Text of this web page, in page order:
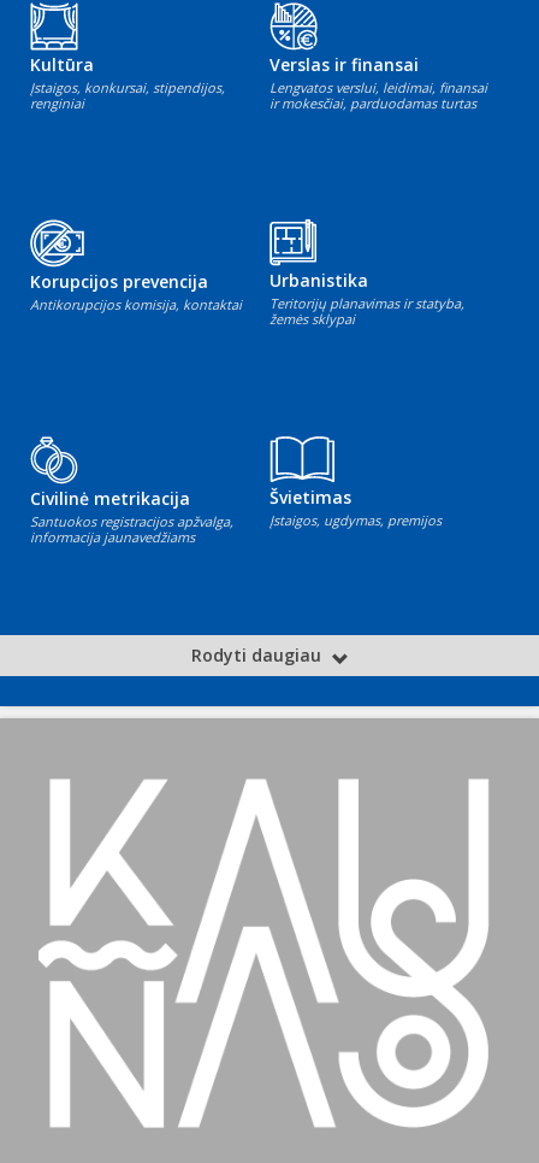
Kultūra
Įstaigos, konkursai, stipendijos,
renginiai
Verslas ir finansai
Lengvatos verslui, leidimai, finansai
ir mokesčiai, parduodamas turtas
Korupcijos prevencija
Antikorupcijos komisija, kontaktai
Urbanistika
Teritorijų planavimas ir statyba,
žemės sklypai
Civilinė metrikacija
Santuokos registracijos apžvalga,
informacija jaunavedžiams
Švietimas
Įstaigos, ugdymas, premijos
Rodyti daugiau